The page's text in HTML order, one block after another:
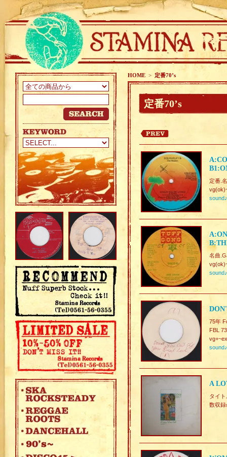
HOME > 定番70’s
定番70’s
定番.
sound♪
名曲
sound♪
75年
FBL
sound♪
A
タイ
数収録